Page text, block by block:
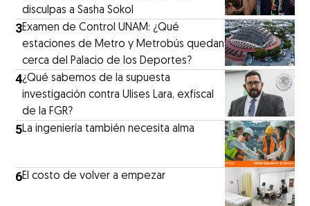
disculpas a Sasha Sokol
3Examen de Control UNAM: ¿Qué
estaciones de Metro y Metrobús quedan
cerca del Palacio de los Deportes?
4¿Qué sabemos de la supuesta
investigación contra Ulises Lara, exfiscal
de la FGR?
5La ingeniería también necesita alma
6El costo de volver a empezar